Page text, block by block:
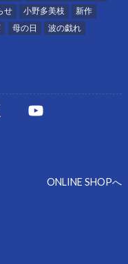
せ 小野多美枝
新作
母の日
波の戯れ
ONLINE SHOPへ